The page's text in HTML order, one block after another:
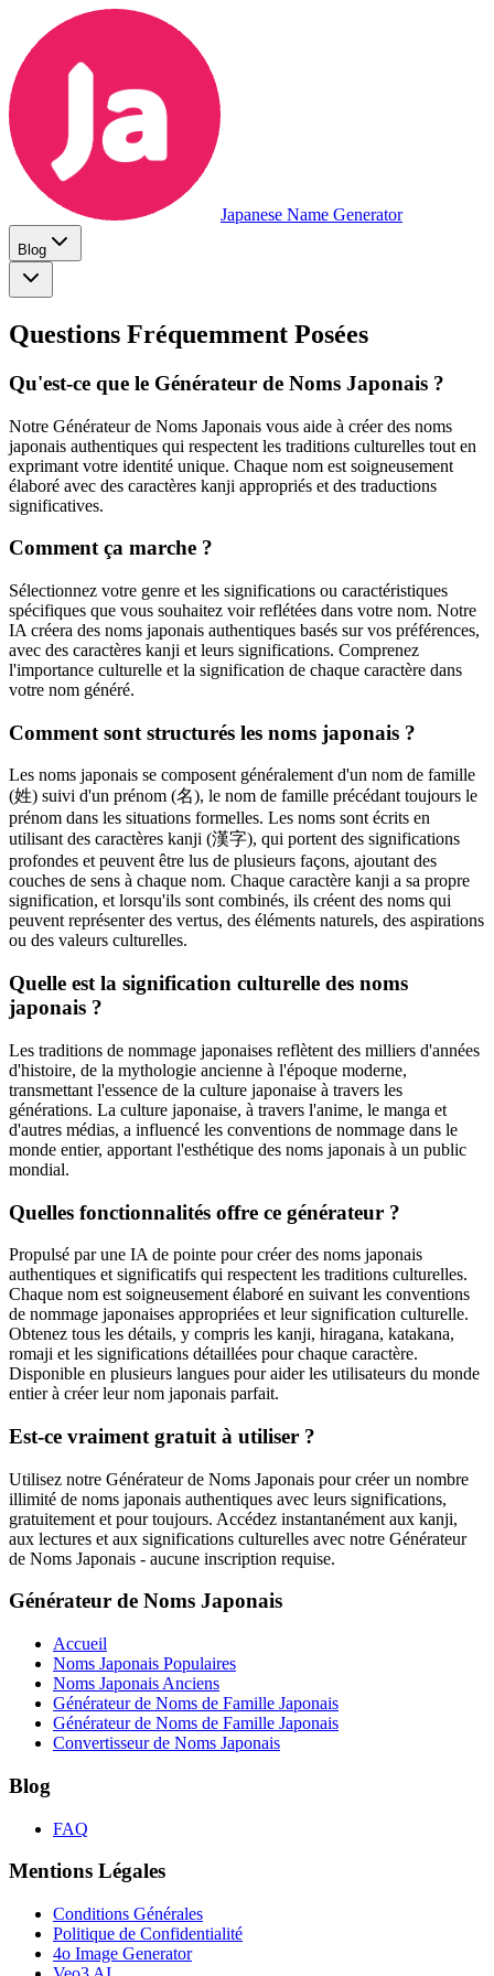
Japanese Name Generator
Blog
Questions Fréquemment Posées
Qu'est-ce que le Générateur de Noms Japonais ?
Notre Générateur de Noms Japonais vous aide à créer des noms
japonais authentiques qui respectent les traditions culturelles tout en
exprimant votre identité unique. Chaque nom est soigneusement
élaboré avec des caractères kanji appropriés et des traductions
significatives.
Comment ça marche ?
Sélectionnez votre genre et les significations ou caractéristiques
spécifiques que vous souhaitez voir reflétées dans votre nom. Notre
IA créera des noms japonais authentiques basés sur vos préférences,
avec des caractères kanji et leurs significations. Comprenez
l'importance culturelle et la signification de chaque caractère dans
votre nom généré.
Comment sont structurés les noms japonais ?
Les noms japonais se composent généralement d'un nom de famille
(姓) suivi d'un prénom (名), le nom de famille précédant toujours le
prénom dans les situations formelles. Les noms sont écrits en
utilisant des caractères kanji (漢字), qui portent des significations
profondes et peuvent être lus de plusieurs façons, ajoutant des
couches de sens à chaque nom. Chaque caractère kanji a sa propre
signification, et lorsqu'ils sont combinés, ils créent des noms qui
peuvent représenter des vertus, des éléments naturels, des aspirations
ou des valeurs culturelles.
Quelle est la signification culturelle des noms
japonais ?
Les traditions de nommage japonaises reflètent des milliers d'années
d'histoire, de la mythologie ancienne à l'époque moderne,
transmettant l'essence de la culture japonaise à travers les
générations. La culture japonaise, à travers l'anime, le manga et
d'autres médias, a influencé les conventions de nommage dans le
monde entier, apportant l'esthétique des noms japonais à un public
mondial.
Quelles fonctionnalités offre ce générateur ?
Propulsé par une IA de pointe pour créer des noms japonais
authentiques et significatifs qui respectent les traditions culturelles.
Chaque nom est soigneusement élaboré en suivant les conventions
de nommage japonaises appropriées et leur signification culturelle.
Obtenez tous les détails, y compris les kanji, hiragana, katakana,
romaji et les significations détaillées pour chaque caractère.
Disponible en plusieurs langues pour aider les utilisateurs du monde
entier à créer leur nom japonais parfait.
Est-ce vraiment gratuit à utiliser ?
Utilisez notre Générateur de Noms Japonais pour créer un nombre
illimité de noms japonais authentiques avec leurs significations,
gratuitement et pour toujours. Accédez instantanément aux kanji,
aux lectures et aux significations culturelles avec notre Générateur
de Noms Japonais - aucune inscription requise.
Générateur de Noms Japonais
Accueil
Noms Japonais Populaires
Noms Japonais Anciens
Générateur de Noms de Famille Japonais
Générateur de Noms de Famille Japonais
Convertisseur de Noms Japonais
Blog
FAQ
Mentions Légales
Conditions Générales
Politique de Confidentialité
4o Image Generator